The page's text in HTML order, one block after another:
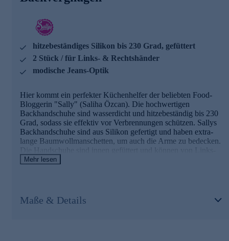
lange Baumwollmanschetten
hitzebeständig bis 230 Grad
für Rechts- und Linkshänder
Reinigung: Handwäsche empfohlen
hitzebeständiges Silikon bis 230 Grad, gefüttert
2 Stück / für Links- & Rechtshänder
modische Jeans-Optik
Hier kommt ein perfekter Küchenhelfer der beliebten Food-
Bloggerin "Sally" (Saliha Özcan). Die hochwertigen
Backhandschuhe sind wasserdicht und hitzebeständig bis 230
Grad, sodass sie effektiv vor Verbrennungen schützen. Sallys
Backhandschuhe sind aus Silikon gefertigt und haben extra-
lange Baumwollmanschetten, um auch die Arme zu bedecken.
Die Handschuhe sind innen gefüttert und können von Links-
und Rechtshändern getragen werden. Die stylishe Jeans-Optik
Mehr lesen
Maße & Details